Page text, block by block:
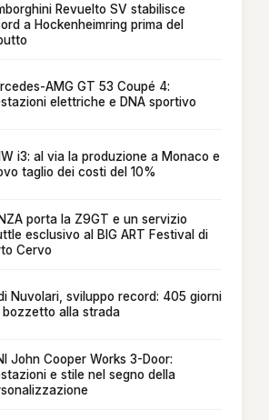
Revuelto SV stabilisce
a Hockenheimring prima del
AMG GT 53 Coupé 4:
elettriche e DNA sportivo
i3: al via la produzione a Monaco e
taglio dei costi del 10%
porta la Z9GT e un servizio
esclusivo al BIG ART Festival di
Cervo
Nuvolari, sviluppo record: 405 giorni
bozzetto alla strada
John Cooper Works 3-Door:
e stile nel segno della